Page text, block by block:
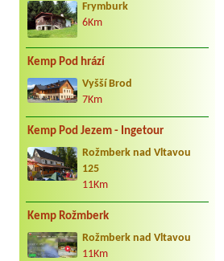
Frymburk
6Km
Kemp Pod hrází
Vyšší Brod
7Km
Kemp Pod Jezem - Ingetour
Rožmberk nad Vltavou
125
11Km
Kemp Rožmberk
Rožmberk nad Vltavou
11Km